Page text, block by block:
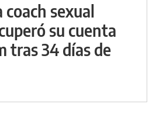
sexual
su cuenta
tras 34 días de